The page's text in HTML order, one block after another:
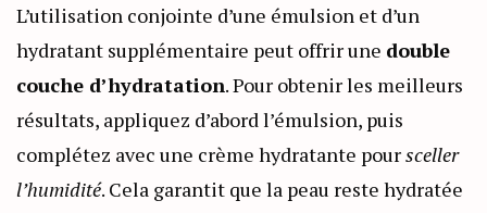
L’utilisation conjointe d’une émulsion et d’un
hydratant supplémentaire peut offrir une double
couche d’hydratation. Pour obtenir les meilleurs
résultats, appliquez d’abord l’émulsion, puis
complétez avec une crème hydratante poursceller
l’humidité. Cela garantit que la peau reste hydratée